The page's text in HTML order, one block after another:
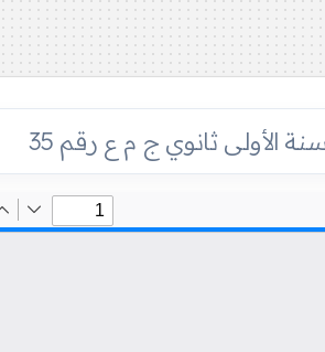
الأولى ثانوي ج م ع رقم 35